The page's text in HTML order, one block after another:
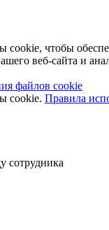
чтобы
веб-сайта и
файлов cookie
cookie. Правила
сотрудника